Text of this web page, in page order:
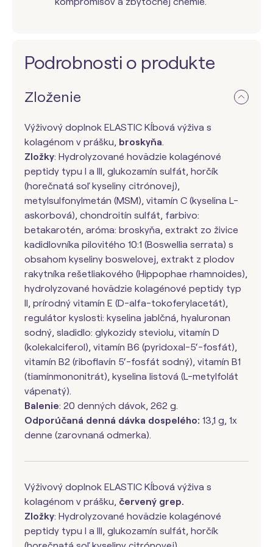
Podrobnosti o produkte
Zloženie
Výživový doplnok ELASTIC Kĺbová výživa s
kolagénom v prášku, broskyňa.
Zložky: Hydrolyzované hovädzie kolagénové
peptidy typu I a III, glukozamín sulfát, horčík
(horečnatá soľ kyseliny citrónovej),
metylsulfonylmetán (MSM), vitamín C (kyselina L-
askorbová), chondroitín sulfát, farbivo:
betakarotén, aróma: broskyňa, extrakt zo živice
kadidlovníka pilovitého 10:1 (Boswellia serrata) s
obsahom kyseliny boswelovej, extrakt z plodov
rakytníka rešetliakového (Hippophae rhamnoides),
hydrolyzované hovädzie kolagénové peptidy typ
II, prírodný vitamín E (D-alfa-tokoferylacetát),
regulátor kyslosti: kyselina jablčná, hyaluronan
sodný, sladidlo: glykozidy steviolu, vitamín D
(kolekalciferol), vitamín B6 (pyridoxal-5‘-fosfát),
vitamín B2 (riboflavín 5‘-fosfát sodný), vitamín B1
(tiamínmononitrát), kyselina listová (L-metylfolát
vápenatý).
Balenie: 20 denných dávok, 262 g.
Odporúčaná denná dávka dospelého: 13,1 g, 1x
denne (zarovnaná odmerka).
Výživový doplnok ELASTIC Kĺbová výživa s
kolagénom v prášku, červený grep.
Zložky: Hydrolyzované hovädzie kolagénové
peptidy typu I a III, glukozamín sulfát, horčík